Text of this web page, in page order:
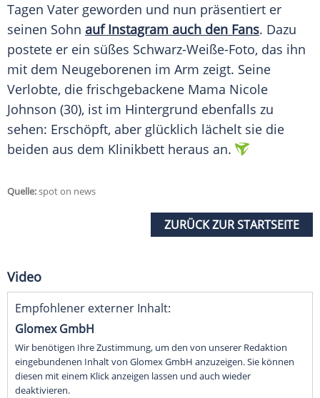
Tagen Vater geworden und nun präsentiert er
seinen Sohn auf Instagram auch den Fans. Dazu
postete er ein süßes Schwarz-Weiße-Foto, das ihn
mit dem Neugeborenen im Arm zeigt. Seine
Verlobte, die frischgebackene Mama Nicole
Johnson (30), ist im Hintergrund ebenfalls zu
sehen: Erschöpft, aber glücklich lächelt sie die
beiden aus dem Klinikbett heraus an.
Quelle:spot on news
ZURÜCK ZUR STARTSEITE
Video
Empfohlener externer Inhalt:
Glomex GmbH
Wir benötigen Ihre Zustimmung, um den von unserer Redaktion
eingebundenen Inhalt von Glomex GmbH anzuzeigen. Sie können
diesen mit einem Klick anzeigen lassen und auch wieder
deaktivieren.